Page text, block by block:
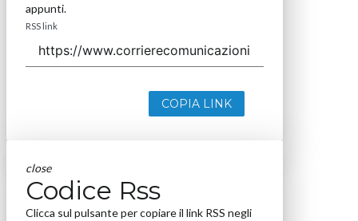
appunti.
RSS link
COPIA LINK
close
Codice Rss
Clicca sul pulsante per copiare il link RSS negli